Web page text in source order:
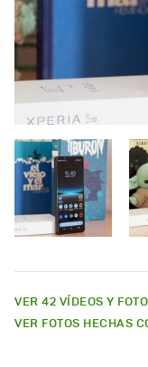
VER 42 VÍDEOS Y
VER FOTOS HECHAS